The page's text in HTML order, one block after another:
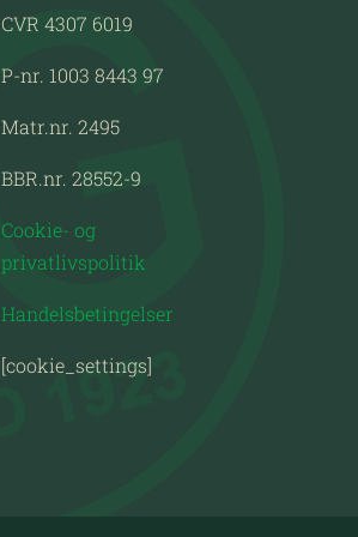
CVR 4307 6019
P-nr. 1003 8443 97
Matr.nr. 2495
BBR.nr. 28552-9
Cookie- og
privatlivspolitik
Handelsbetingelser
[cookie_settings]